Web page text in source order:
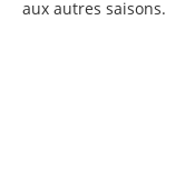
aux autres saisons.